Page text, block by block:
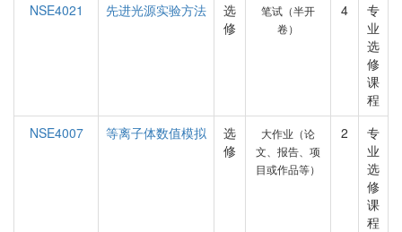
NSE4021 先进光源实验方法
选
修
笔试（半开
卷）
4
专
业
选
修
课
程
NSE4007
等离子体数值模拟
选
修
大作业（论
文、报告、项
目或作品等）
2
专
业
选
修
课
程